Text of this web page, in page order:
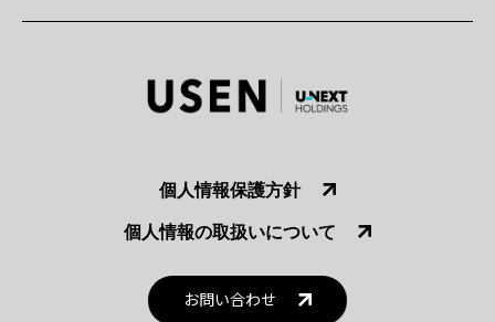
個人情報保護方針
個人情報の取扱いについて
お問い合わせ